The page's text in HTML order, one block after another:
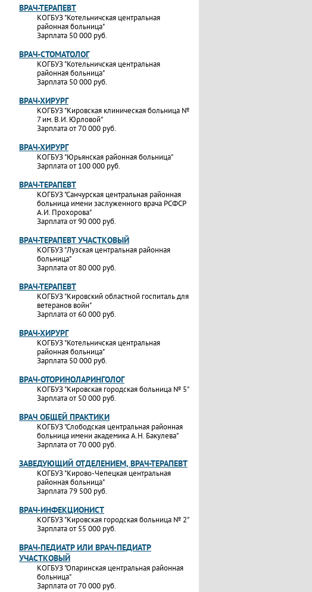
ВРАЧ-ТЕРАПЕВТ
КОГБУЗ "Котельничская центральная
районная больница"
Зарплата 50 000 руб.
ВРАЧ-СТОМАТОЛОГ
КОГБУЗ "Котельничская центральная
районная больница"
Зарплата 50 000 руб.
ВРАЧ-ХИРУРГ
КОГБУЗ "Кировская клиническая больница №
7 им. В.И. Юрловой"
Зарплата от 70 000 руб.
ВРАЧ-ХИРУРГ
КОГБУЗ "Юрьянская районная больница"
Зарплата от 100 000 руб.
ВРАЧ-ТЕРАПЕВТ
КОГБУЗ "Санчурская центральная районная
больница имени заслуженного врача РСФСР
А.И. Прохорова"
Зарплата от 90 000 руб.
ВРАЧ-ТЕРАПЕВТ УЧАСТКОВЫЙ
КОГБУЗ "Лузская центральная районная
больница"
Зарплата от 80 000 руб.
ВРАЧ-ТЕРАПЕВТ
КОГБУЗ "Кировский областной госпиталь для
ветеранов войн"
Зарплата от 60 000 руб.
ВРАЧ-ХИРУРГ
КОГБУЗ "Котельничская центральная
районная больница"
Зарплата 50 000 руб.
ВРАЧ-ОТОРИНОЛАРИНГОЛОГ
КОГБУЗ "Кировская городская больница № 5"
Зарплата от 50 000 руб.
ВРАЧ ОБЩЕЙ ПРАКТИКИ
КОГБУЗ "Слободская центральная районная
больница имени академика А.Н. Бакулева"
Зарплата от 70 000 руб.
ЗАВЕДУЮЩИЙ ОТДЕЛЕНИЕМ, ВРАЧ-ТЕРАПЕВТ
КОГБУЗ "Кирово-Чепецкая центральная
районная больница"
Зарплата 79 500 руб.
ВРАЧ-ИНФЕКЦИОНИСТ
КОГБУЗ "Кировская городская больница № 2"
Зарплата от 55 000 руб.
ВРАЧ-ПЕДИАТР ИЛИ ВРАЧ-ПЕДИАТР
УЧАСТКОВЫЙ
КОГБУЗ "Опаринская центральная районная
больница"
Зарплата от 70 000 руб.